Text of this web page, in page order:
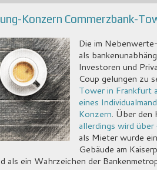
Konzern Commerzbank-
Die im
als
Investoren und
Coup gelungen zu
Tower in Frankfurt
eines
Konzern. Über den
allerdings wird
als Mieter wurde
Gebäude am
als ein Wahrzeichen der